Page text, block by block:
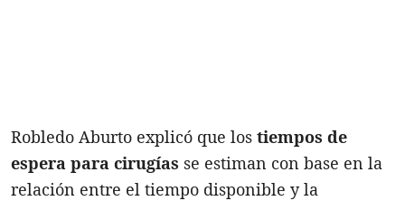
Robledo Aburto explicó que los tiempos de
espera para cirugías se estiman con base en la
relación entre el tiempo disponible y la